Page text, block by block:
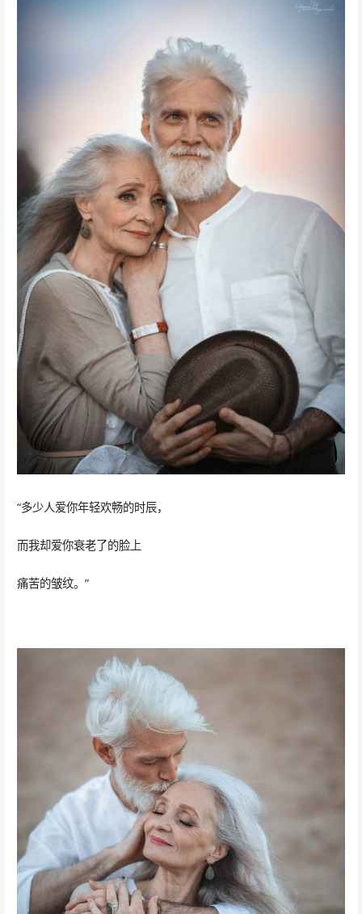
“多少人爱你年轻欢畅的时辰，
而我却爱你衰老了的脸上
痛苦的皱纹。”